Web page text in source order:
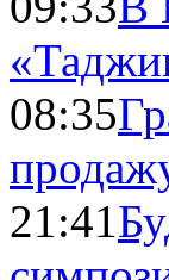
08:35
21:41